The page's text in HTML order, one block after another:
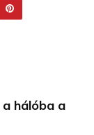
hálóba a